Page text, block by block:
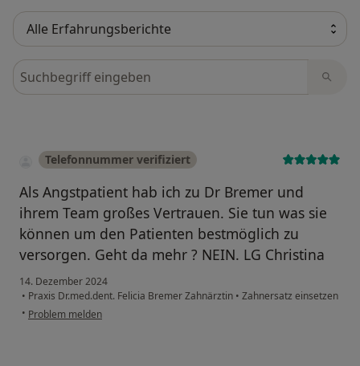
Bewertungen durchsuchen
Telefonnummer verifiziert
Als Angstpatient hab ich zu Dr Bremer und
ihrem Team großes Vertrauen. Sie tun was sie
können um den Patienten bestmöglich zu
versorgen. Geht da mehr ? NEIN. LG Christina
14. Dezember 2024
• Praxis Dr.med.dent. Felicia Bremer Zahnärztin • Zahnersatz einsetzen
• Problem melden